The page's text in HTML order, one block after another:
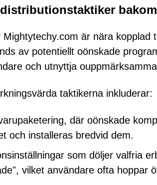
Mightytechy.com är nära kopplad
av potentiellt oönskade
och utnyttja
taktikerna inkluderar:
där oönskade
och installeras bredvid dem.
som döljer valfria
vilket användare ofta hoppar